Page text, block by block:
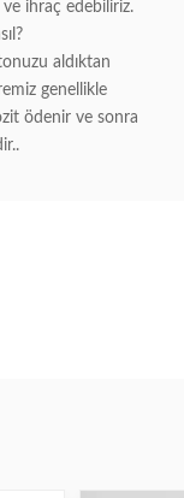
ihraç edebiliriz.
aldıktan
genellikle
ödenir ve sonra